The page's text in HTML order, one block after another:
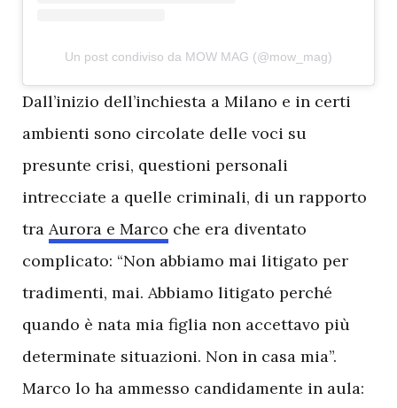
Un post condiviso da MOW MAG (@mow_mag)
Dall’inizio dell’inchiesta a Milano e in certi
ambienti sono circolate delle voci su
presunte crisi, questioni personali
intrecciate a quelle criminali, di un rapporto
tra Aurora e Marco che era diventato
complicato: “Non abbiamo mai litigato per
tradimenti, mai. Abbiamo litigato perché
quando è nata mia figlia non accettavo più
determinate situazioni. Non in casa mia”.
Marco lo ha ammesso candidamente in aula: